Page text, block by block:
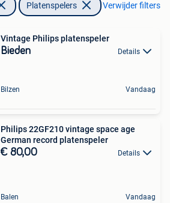
Platenspelers Verwijder filters
Vintage Philips platenspeler
Bieden Details
Bilzen Vandaag
Philips 22GF210 vintage space age
German record platenspeler
€ 80,00 Details
Balen Vandaag